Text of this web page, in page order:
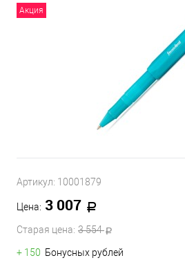
Акция
Артикул: 10001879
Цена: 3 007
Старая цена: 3 554
+ 150 Бонусных рублей